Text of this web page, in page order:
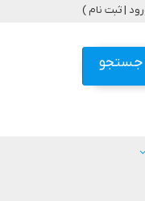
| ثبت نام )
جستجو